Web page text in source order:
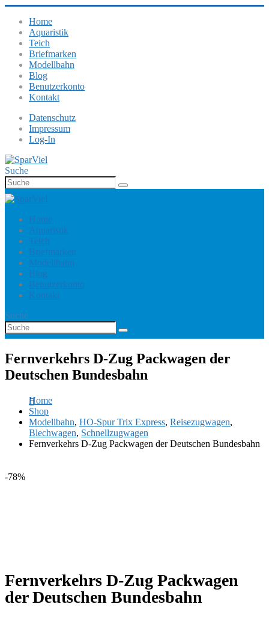
Home
Aquaristik
Teich
Briefmarken
Modellbahn
Blog
Benutzerkonto
Kontakt
Datenschutz
Impressum
Log-In
Suche
Home
Aquaristik
Teich
Briefmarken
Modellbahn
Blog
Benutzerkonto
Kontakt
Suche
Fernverkehrs D-Zug Packwagen der
Deutschen Bundesbahn
Home
Shop
Modellbahn, HO-Spur Trix Express, Reisezugwagen,
Blechwagen, Schnellzugwagen
Fernverkehrs D-Zug Packwagen der Deutschen Bundesbahn
-78%
Fernverkehrs D-Zug Packwagen
der Deutschen Bundesbahn